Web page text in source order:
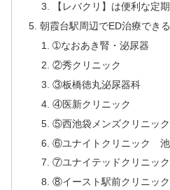
【レバクリ】は便利な定
朝霞台駅周辺でED治療でき
➀なおあき腎・泌尿器
②秀クリニック
③板橋徳丸泌尿器科
④医新クリニック
⑤西池袋メンズクリニック
⑥ユナイトクリニック 池
⑦ユナイテッドクリニッ
⑧イースト駅前クリニッ